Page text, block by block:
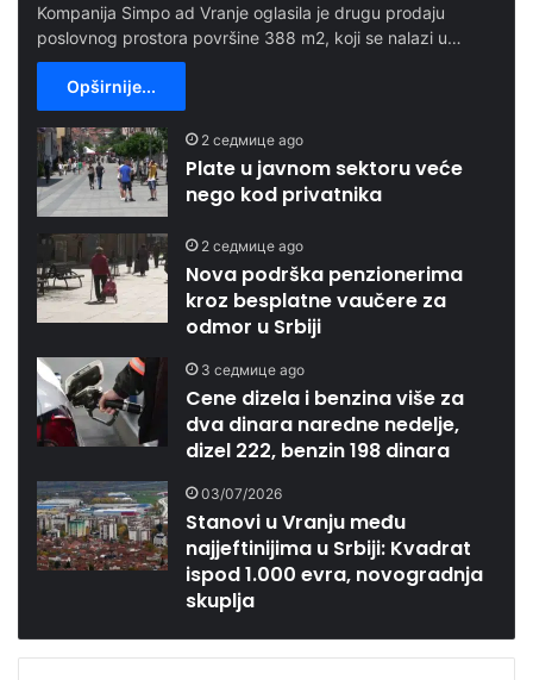
Kompanija Simpo ad Vranje oglasila je drugu prodaju
poslovnog prostora površine 388 m2, koji se nalazi u…
Opširnije...
2 седмице ago
Plate u javnom sektoru veće
nego kod privatnika
2 седмице ago
Nova podrška penzionerima
kroz besplatne vaučere za
odmor u Srbiji
3 седмице ago
Cene dizela i benzina više za
dva dinara naredne nedelje,
dizel 222, benzin 198 dinara
03/07/2026
Stanovi u Vranju među
najjeftinijima u Srbiji: Kvadrat
ispod 1.000 evra, novogradnja
skuplja